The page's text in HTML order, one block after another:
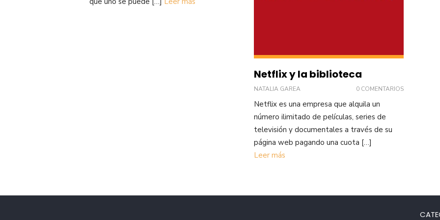
Netflix y la biblioteca
NATALIA GAREA 0 COMENTARIOS
Netflix es una empresa que alquila un
número ilimitado de películas, series de
televisión y documentales a través de su
página web pagando una cuota […]
Leer más